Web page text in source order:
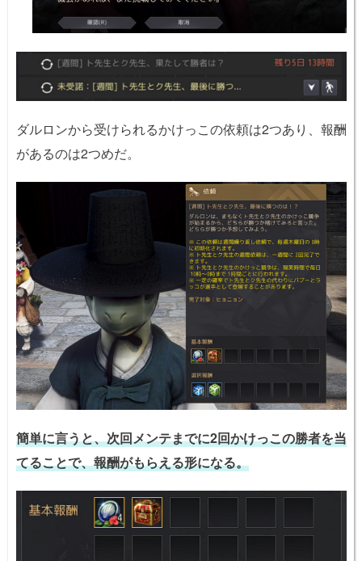
ダルロンから受けられるかけっこの依頼は2つあり、報酬
があるのは2つめだ。
簡単に言うと、次回メンテまでに2回かけっこの勝者を当
てることで、報酬がもらえる形になる。